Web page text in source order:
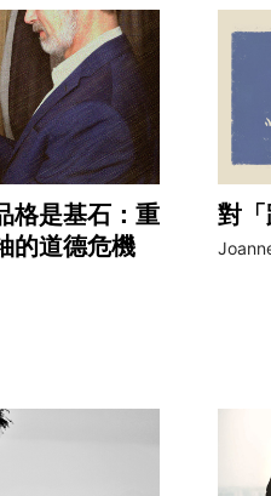
格是基石：重
的道德危機
對